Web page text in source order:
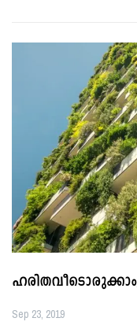
Sep 23, 2019